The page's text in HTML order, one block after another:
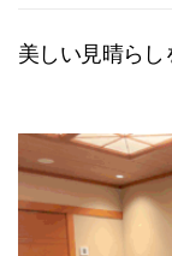
美しい見晴らし